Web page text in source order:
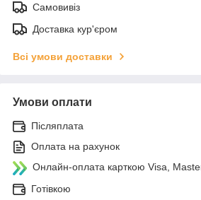
Самовивіз
Доставка кур'єром
Всі умови доставки
Умови оплати
Післяплата
Оплата на рахунок
Онлайн-оплата карткою Visa,
Готівкою